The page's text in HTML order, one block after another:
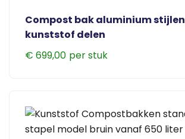
Compost bak aluminium
kunststof delen
€ 699,00